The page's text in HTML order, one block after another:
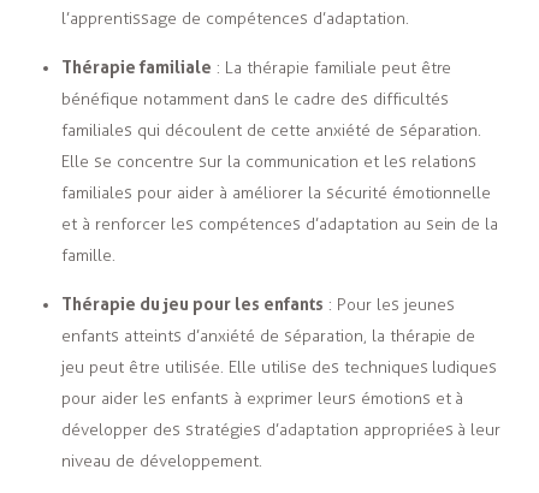
l’apprentissage de compétences d’adaptation.
Thérapie familiale : La thérapie familiale peut être
bénéfique notamment dans le cadre des difficultés
familiales qui découlent de cette anxiété de séparation.
Elle se concentre sur la communication et les relations
familiales pour aider à améliorer la sécurité émotionnelle
et à renforcer les compétences d’adaptation au sein de la
famille.
Thérapie du jeu pour les enfants : Pour les jeunes
enfants atteints d’anxiété de séparation, la thérapie de
jeu peut être utilisée. Elle utilise des techniques ludiques
pour aider les enfants à exprimer leurs émotions et à
développer des stratégies d’adaptation appropriées à leur
niveau de développement.